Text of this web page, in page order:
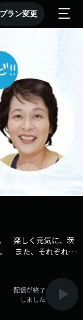
プラン変更
楽しく元気に、茨
。 また、それぞれの
茨城の話題をお伝え
▼8:00 「LuckyFM
ートeye」
LuckyFMニュー
配信が終了
しました